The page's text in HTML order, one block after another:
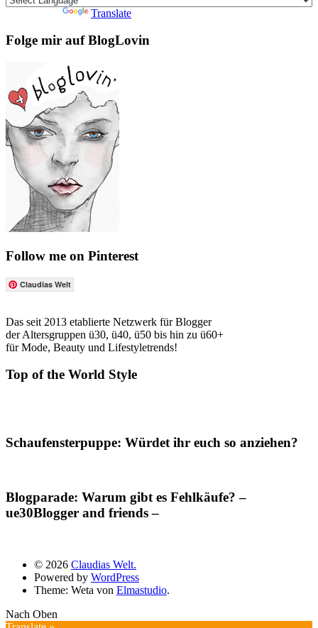
Translate
Folge mir auf BlogLovin
Follow me on Pinterest
Claudias Welt
Das seit 2013 etablierte Netzwerk für Blogger
der Altersgruppen ü30, ü40, ü50 bis hin zu ü60+
für Mode, Beauty und Lifestyletrends!
Top of the World Style
Schaufensterpuppe: Würdet ihr euch so anziehen?
Blogparade: Warum gibt es Fehlkäufe? –
ue30Blogger and friends –
© 2026 Claudias Welt.
Powered by WordPress
Theme: Weta von Elmastudio.
Nach Oben